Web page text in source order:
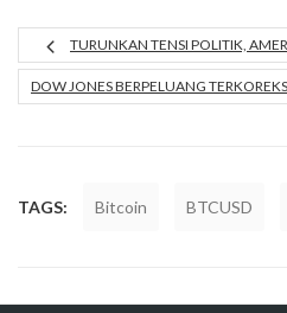
TURUNKAN TENSI POLITIK,
DOW JONES BERPELUANG
TAGS: Bitcoin BTCUSD